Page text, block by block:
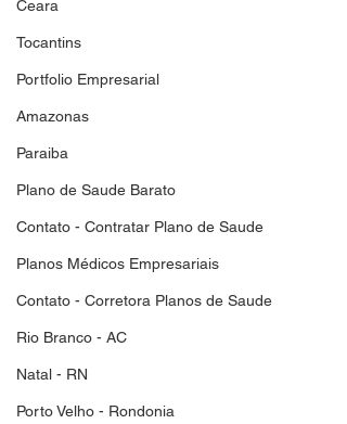
Ceara
Tocantins
Portfolio Empresarial
Amazonas
Paraiba
Plano de Saude Barato
Contato - Contratar Plano de Saude
Planos Médicos Empresariais
Contato - Corretora Planos de Saude
Rio Branco - AC
Natal - RN
Porto Velho - Rondonia